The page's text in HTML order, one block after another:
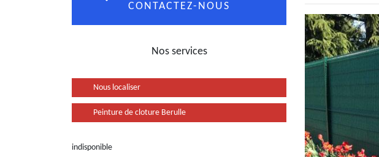
CONTACTEZ-NOUS
Nos services
Nous localiser
Peinture de cloture Berulle
indisponible